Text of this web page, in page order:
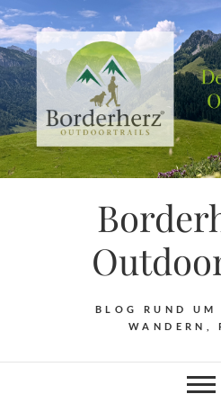
BLOG RUND UM
WANDERN,